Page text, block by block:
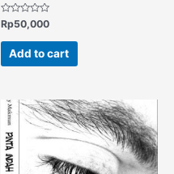
Rated
0
out
Rp50,000
Add to cart